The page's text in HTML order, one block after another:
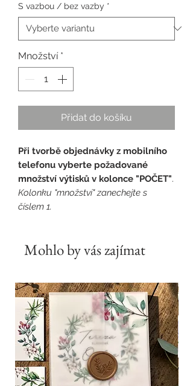
S vazbou / bez vazby *
Množství *
Přidat do košíku
Při tvorbě objednávky z mobilního
telefonu vyberte požadované
množství výtisků v kolonce "POČET".
Kolonku "množství" zanechejte s
číslem 1.
Mohlo by vás zajímat